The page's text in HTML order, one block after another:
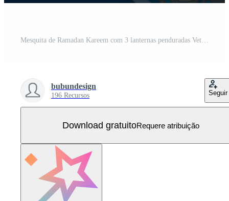
Mesquita de Ramadan Kareem com 3 lanternas penduradas Vetor Grátis
bubundesign
196 Recursos Seguir
Download gratuitoRequere atribuição